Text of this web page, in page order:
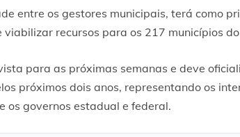
entre os gestores municipais, terá como
recursos para os 217 municípios
para as próximas semanas e deve
próximos dois anos, representando os
os governos estadual e federal.